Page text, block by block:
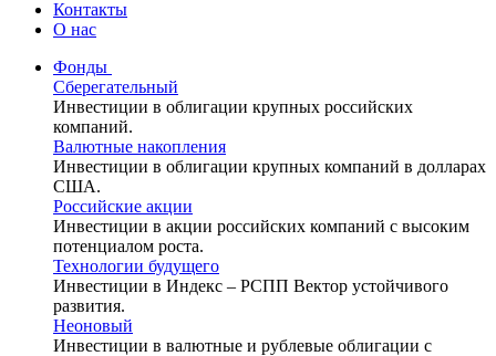
Контакты
О нас
Фонды
Сберегательный
Инвестиции в облигации крупных российских
компаний.
Валютные накопления
Инвестиции в облигации крупных компаний в долларах
США.
Российские акции
Инвестиции в акции российских компаний с высоким
потенциалом роста.
Технологии будущего
Инвестиции в Индекс – РСПП Вектор устойчивого
развития.
Неоновый
Инвестиции в валютные и рублевые облигации с